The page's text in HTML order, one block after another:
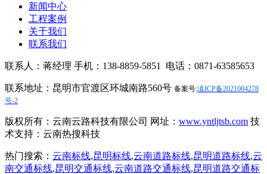
新闻中心
工程案例
关于我们
联系我们
联系人：蒋经理 手机：138-8859-5851 电话：0871-63585653
联系地址：昆明市官渡区环城南路560号 备案号:滇ICP备2021004278
号-2
版权所有：云南云路科技有限公司 网址： www.yntljtsb.com 技
术支持：云南热搜科技
热门搜索： 云南标线,昆明标线,云南道路标线,昆明道路标线,云
南交通标线,昆明交通标线,云南道路交通标线,昆明道路交通标